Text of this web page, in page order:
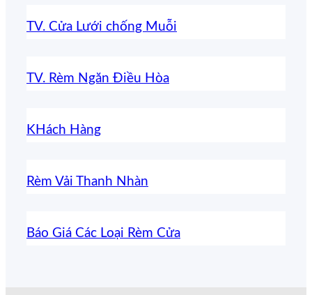
TV. Cửa Lưới chống Muỗi
TV. Rèm Ngăn Điều Hòa
KHách Hàng
Rèm Vải Thanh Nhàn
Báo Giá Các Loại Rèm Cửa